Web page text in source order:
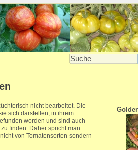
nicht bearbeitet. Die
sich darstellen, in ihrem
worden und sind auch
finden. Daher spricht man
von Tomatensorten sondern